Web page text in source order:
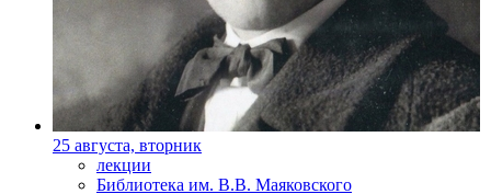
25 августа, вторник
лекции
Библиотека им. В.В. Маяковского